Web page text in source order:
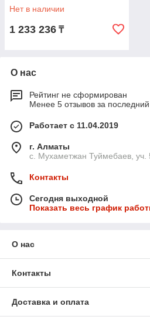
Нет в наличии
1 233 236 ₸
О нас
Рейтинг не сформирован
Менее 5 отзывов за последний
Работает с 11.04.2019
г. Алматы
с. Мухаметжан Туймебаев, уч.
Контакты
Сегодня выходной
Показать весь график
О нас
Контакты
Доставка и оплата